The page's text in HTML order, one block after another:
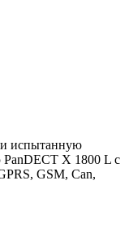
испытанную
X 1800 L с
GSM, Can,